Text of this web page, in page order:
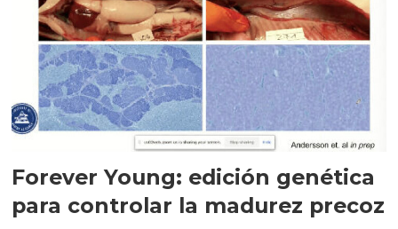
Forever Young: edición genética
para controlar la madurez precoz